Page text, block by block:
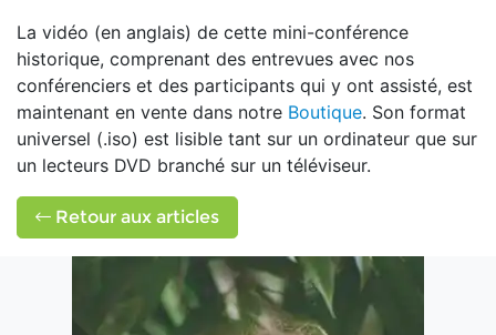
La vidéo (en anglais) de cette mini-conférence
historique, comprenant des entrevues avec nos
conférenciers et des participants qui y ont assisté, est
maintenant en vente dans notre Boutique. Son format
universel (.iso) est lisible tant sur un ordinateur que sur
un lecteurs DVD branché sur un téléviseur.
Retour aux articles